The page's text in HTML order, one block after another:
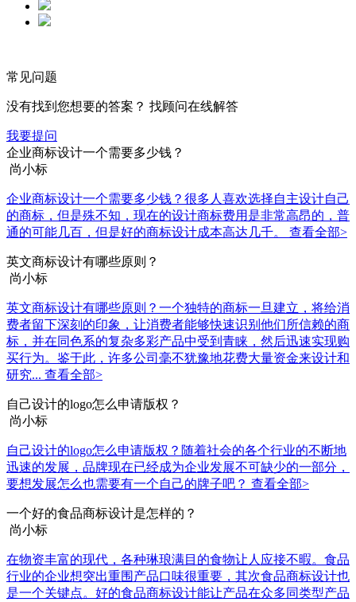
常见问题
没有找到您想要的答案？ 找顾问在线解答
我要提问
企业商标设计一个需要多少钱？
尚小标
企业商标设计一个需要多少钱？很多人喜欢选择自主设计自己
的商标，但是殊不知，现在的设计商标费用是非常高昂的，普
通的可能几百，但是好的商标设计成本高达几千。 查看全部>
英文商标设计有哪些原则？
尚小标
英文商标设计有哪些原则？一个独特的商标一旦建立，将给消
费者留下深刻的印象，让消费者能够快速识别他们所信赖的商
标，并在同色系的复杂多彩产品中受到青睐，然后迅速实现购
买行为。鉴于此，许多公司毫不犹豫地花费大量资金来设计和
研究... 查看全部>
自己设计的logo怎么申请版权？
尚小标
自己设计的logo怎么申请版权？随着社会的各个行业的不断地
迅速的发展，品牌现在已经成为企业发展不可缺少的一部分，
要想发展怎么也需要有一个自己的牌子吧？ 查看全部>
一个好的食品商标设计是怎样的？
尚小标
在物资丰富的现代，各种琳琅满目的食物让人应接不暇。食品
行业的企业想突出重围产品口味很重要，其次食品商标设计也
是一个关键点。好的食品商标设计能让产品在众多同类型产品